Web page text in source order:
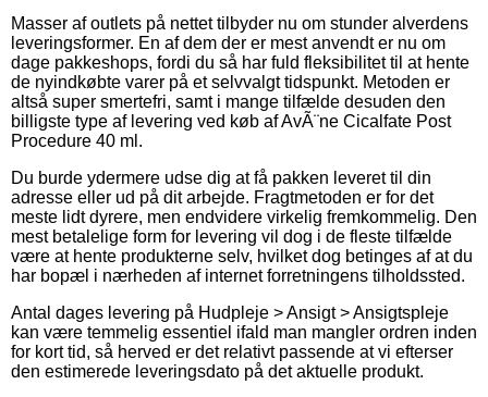
Masser af outlets på nettet tilbyder nu om stunder alverdens
leveringsformer. En af dem der er mest anvendt er nu om
dage pakkeshops, fordi du så har fuld fleksibilitet til at hente
de nyindkøbte varer på et selvvalgt tidspunkt. Metoden er
altså super smertefri, samt i mange tilfælde desuden den
billigste type af levering ved køb af AvÃ¨ne Cicalfate Post
Procedure 40 ml.
Du burde ydermere udse dig at få pakken leveret til din
adresse eller ud på dit arbejde. Fragtmetoden er for det
meste lidt dyrere, men endvidere virkelig fremkommelig. Den
mest betalelige form for levering vil dog i de fleste tilfælde
være at hente produkterne selv, hvilket dog betinges af at du
har bopæl i nærheden af internet forretningens tilholdssted.
Antal dages levering på Hudpleje > Ansigt > Ansigtspleje
kan være temmelig essentiel ifald man mangler ordren inden
for kort tid, så herved er det relativt passende at vi efterser
den estimerede leveringsdato på det aktuelle produkt.